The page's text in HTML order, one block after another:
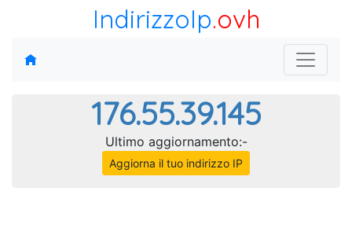
IndirizzoIp.ovh
176.55.39.145
Ultimo aggiornamento:-
Aggiorna il tuo indirizzo IP